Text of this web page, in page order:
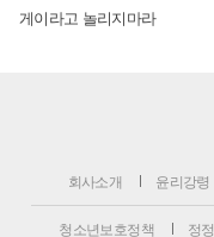
게이라고 놀리지마라
회사소개 윤리강령
청소년보호정책 정